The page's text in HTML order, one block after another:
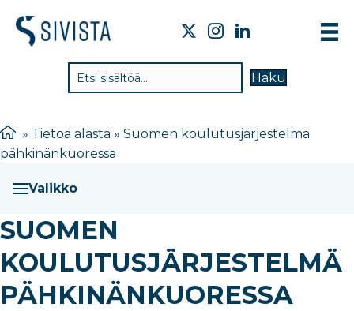
Haku
» Tietoa alasta » Suomen koulutusjärjestelmä
pähkinänkuoressa
Valikko
SUOMEN
KOULUTUSJÄRJESTELMÄ
PÄHKINÄNKUORESSA